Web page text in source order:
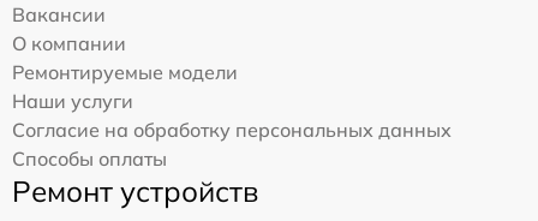
Вакансии
О компании
Ремонтируемые модели
Наши услуги
Согласие на обработку персональных данных
Способы оплаты
Ремонт устройств